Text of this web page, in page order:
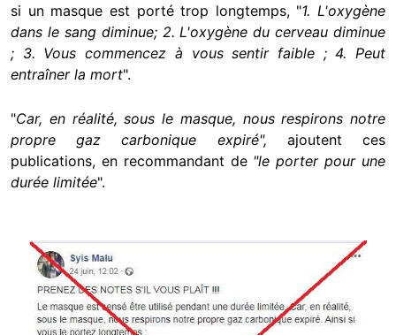
si un masque est porté trop longtemps, "1. L'oxygène
dans le sang diminue; 2. L'oxygène du cerveau diminue
; 3. Vous commencez à vous sentir faible ; 4. Peut
entraîner la mort".
"Car, en réalité, sous le masque, nous respirons notre
propre gaz carbonique expiré", ajoutent ces
publications, en recommandant de"le porter pour une
durée limitée".
Image